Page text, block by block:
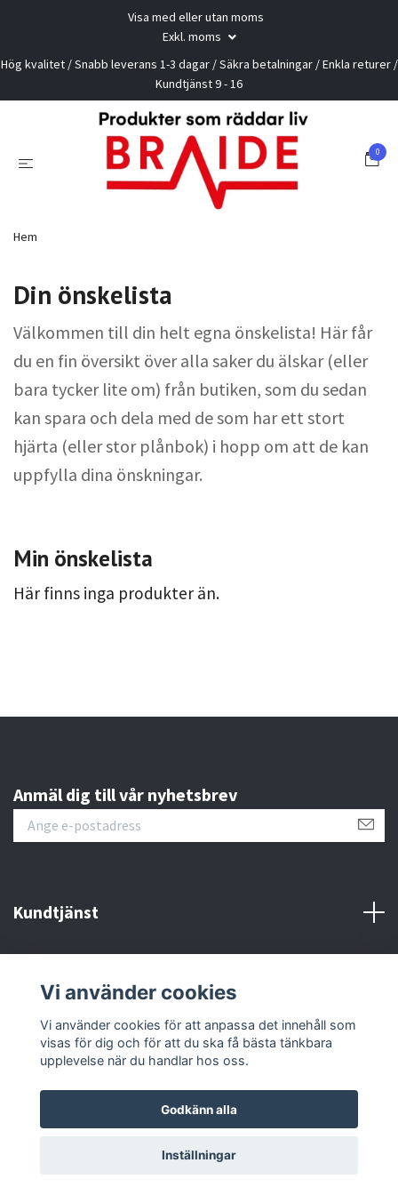
Visa med eller utan moms
Exkl. moms
Hög kvalitet / Snabb leverans 1-3 dagar / Säkra betalningar / Enkla returer /
Kundtjänst 9 - 16
0
Hem
Din önskelista
Välkommen till din helt egna önskelista! Här får
du en fin översikt över alla saker du älskar (eller
bara tycker lite om) från butiken, som du sedan
kan spara och dela med de som har ett stort
hjärta (eller stor plånbok) i hopp om att de kan
uppfylla dina önskningar.
Min önskelista
Här finns inga produkter än.
Anmäl dig till vår nyhetsbrev
Kundtjänst
Sociala medier
© 2026 Bra Idé-HLR-Teamet.se
Vi använder cookies
Vi använder cookies för att anpassa det innehåll som
visas för dig och för att du ska få bästa tänkbara
upplevelse när du handlar hos oss.
Godkänn alla
Inställningar